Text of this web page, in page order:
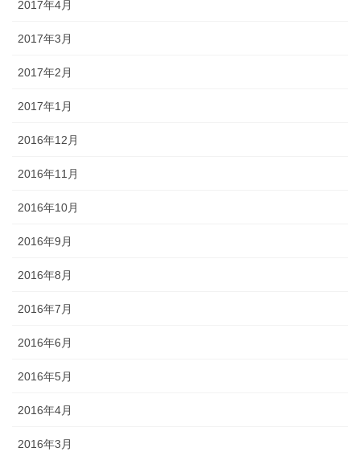
2017年4月
2017年3月
2017年2月
2017年1月
2016年12月
2016年11月
2016年10月
2016年9月
2016年8月
2016年7月
2016年6月
2016年5月
2016年4月
2016年3月